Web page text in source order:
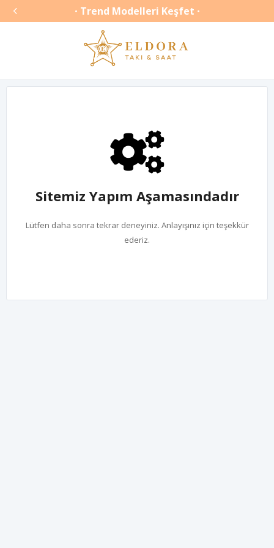
 • Trend Modelleri Keşfet •
Sitemiz Yapım Aşamasındadır
Lütfen daha sonra tekrar deneyiniz. Anlayışınız için teşekkür
ederiz.